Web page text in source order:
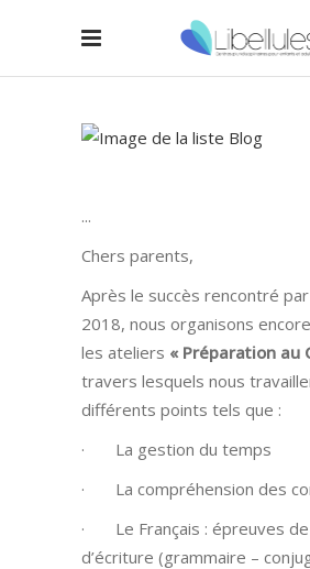
Chers parents,
Après le succès rencontré
2018, nous organisons
les ateliers « Préparation au
travers lesquels nous
différents points tels que :
· La gestion du temps
· La compréhension des
· Le Français : épreuves de
d’écriture (grammaire –